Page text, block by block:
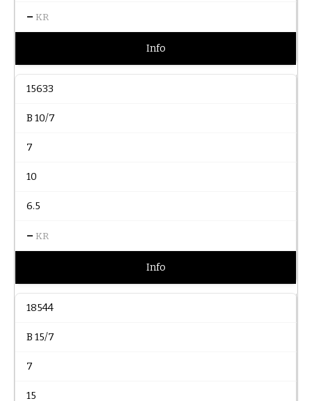
– KR
Info
15633
B 10/7
7
10
6.5
– KR
Info
18544
B 15/7
7
15